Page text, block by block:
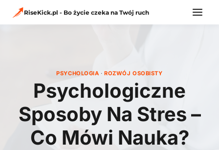
RiseKick.pl - Bo życie czeka na Twój ruch
PSYCHOLOGIA ·ROZWÓJ OSOBISTY
Psychologiczne
Sposoby Na Stres –
Co Mówi Nauka?